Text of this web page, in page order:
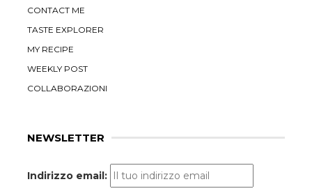
CONTACT ME
TASTE EXPLORER
MY RECIPE
WEEKLY POST
COLLABORAZIONI
NEWSLETTER
Indirizzo email: